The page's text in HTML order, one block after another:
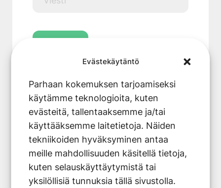
Evästekäytäntö
Parhaan kokemuksen tarjoamiseksi
käytämme teknologioita, kuten
evästeitä, tallentaaksemme ja/tai
käyttääksemme laitetietoja. Näiden
tekniikoiden hyväksyminen antaa
meille mahdollisuuden käsitellä tietoja,
kuten selauskäyttäytymistä tai
yksilöllisiä tunnuksia tällä sivustolla.
Lähettämällä lomakkeen, hyväksyt
tietosuojaselosteemme.